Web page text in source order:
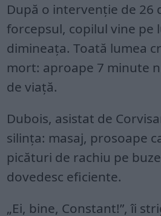
După o intervenție de 26
forcepsul, copilul vine pe
dimineața. Toată lumea
mort: aproape 7 minute
de viață.
Dubois, asistat de
silința: masaj, prosoape
picături de rachiu pe
dovedesc eficiente.
„Ei, bine, Constant!”, îi